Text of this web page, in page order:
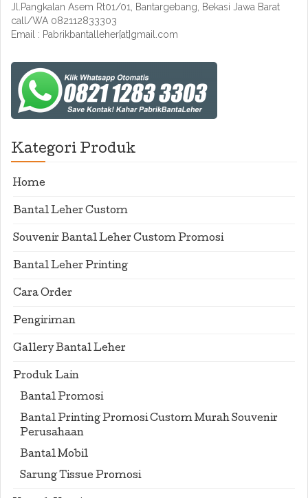
Jl.Pangkalan Asem Rt01/01, Bantargebang, Bekasi Jawa Barat
call/WA 082112833303
Email : Pabrikbantalleher[at]gmail.com
Kategori Produk
Home
Bantal Leher Custom
Souvenir Bantal Leher Custom Promosi
Bantal Leher Printing
Cara Order
Pengiriman
Gallery Bantal Leher
Produk Lain
Bantal Promosi
Bantal Printing Promosi Custom Murah Souvenir
Perusahaan
Bantal Mobil
Sarung Tissue Promosi